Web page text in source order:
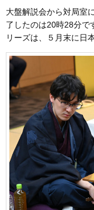
大盤解説会から対局室
了したのは20時28分で
リーズは、５月末に日